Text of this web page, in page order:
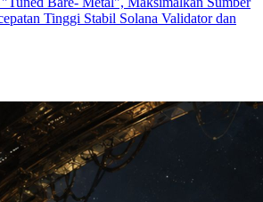
Tinggi Stabil Solana Validator dan